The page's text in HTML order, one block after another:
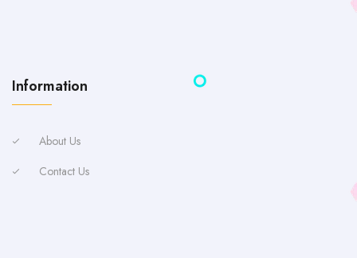
Information
About Us
Contact Us